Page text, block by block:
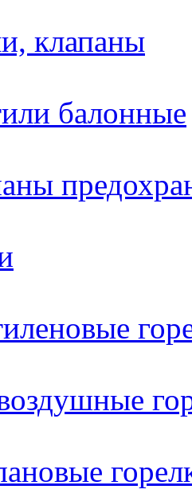
клапаны
балонные